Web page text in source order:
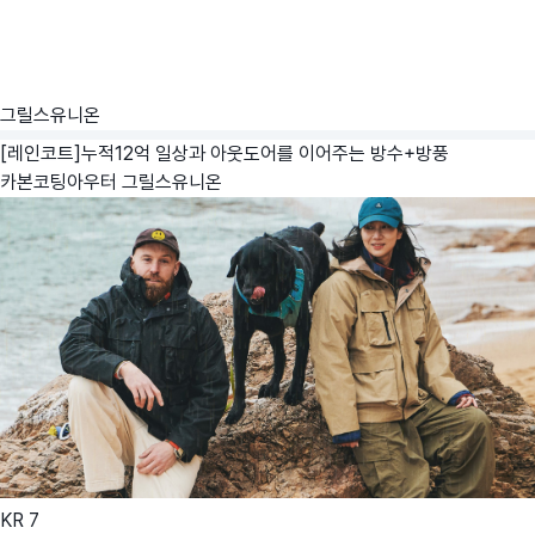
그릴스유니온
[레인코트]누적12억 일상과 아웃도어를 이어주는 방수+방풍
카본코팅아우터 그릴스유니온
KR 7